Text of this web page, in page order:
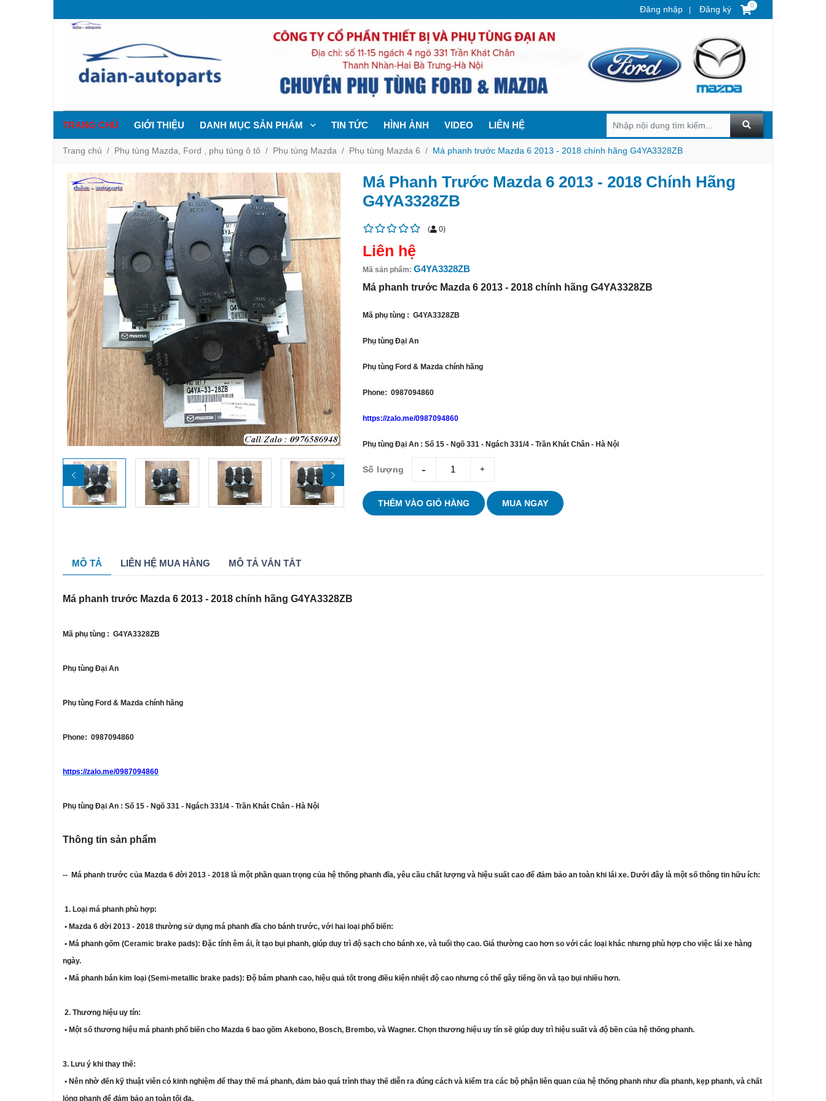
Đăng nhập Đăng ký 0
TRANG CHỦ GIỚI THIỆU DANH MỤC SẢN PHẨM TIN TỨC HÌNH ẢNH VIDEO LIÊN HỆ
Trang chủ Phụ tùng Mazda, Ford , phụ tùng ô tô Phụ tùng Mazda Phụ tùng Mazda 6 Má phanh trước Mazda 6 2013 - 2018 chính hãng G4YA3328ZB
Má Phanh Trước Mazda 6 2013 - 2018 Chính Hãng
G4YA3328ZB
( 0)
Liên hệ
Mã sản phẩm: G4YA3328ZB
Má phanh trước Mazda 6 2013 - 2018 chính hãng G4YA3328ZB
Mã phụ tùng : G4YA3328ZB
Phụ tùng Đại An
Phụ tùng Ford & Mazda chính hãng
Phone: 0987094860
https://zalo.me/0987094860
Phụ tùng Đại An : Số 15 - Ngõ 331 - Ngách 331/4 - Trần Khát Chân - Hà Nội
Số lượng giam tang
THÊM VÀO GIỎ HÀNG MUA NGAY
MÔ TẢ LIÊN HỆ MUA HÀNG MÔ TẢ VẮN TẮT
Má phanh trước Mazda 6 2013 - 2018 chính hãng G4YA3328ZB
Mã phụ tùng : G4YA3328ZB
Phụ tùng Đại An
Phụ tùng Ford & Mazda chính hãng
Phone: 0987094860
https://zalo.me/0987094860
Phụ tùng Đại An : Số 15 - Ngõ 331 - Ngách 331/4 - Trần Khát Chân - Hà Nội
Thông tin sản phẩm
-- Má phanh trước của Mazda 6 đời 2013 - 2018 là một phần quan trọng của hệ thống phanh đĩa, yêu cầu chất lượng và hiệu suất cao để đảm bảo an toàn khi lái xe. Dưới đây là một số thông tin hữu ích:
1. Loại má phanh phù hợp:
• Mazda 6 đời 2013 - 2018 thường sử dụng má phanh đĩa cho bánh trước, với hai loại phổ biến:
• Má phanh gốm (Ceramic brake pads): Đặc tính êm ái, ít tạo bụi phanh, giúp duy trì độ sạch cho bánh xe, và tuổi thọ cao. Giá thường cao hơn so với các loại khác nhưng phù hợp cho việc lái xe hàng
ngày.
• Má phanh bán kim loại (Semi-metallic brake pads): Độ bám phanh cao, hiệu quả tốt trong điều kiện nhiệt độ cao nhưng có thể gây tiếng ồn và tạo bụi nhiều hơn.
2. Thương hiệu uy tín:
• Một số thương hiệu má phanh phổ biến cho Mazda 6 bao gồm Akebono, Bosch, Brembo, và Wagner. Chọn thương hiệu uy tín sẽ giúp duy trì hiệu suất và độ bền của hệ thống phanh.
3. Lưu ý khi thay thế:
• Nên nhờ đến kỹ thuật viên có kinh nghiệm để thay thế má phanh, đảm bảo quá trình thay thế diễn ra đúng cách và kiểm tra các bộ phận liên quan của hệ thống phanh như đĩa phanh, kẹp phanh, và chất
lỏng phanh để đảm bảo an toàn tối đa.